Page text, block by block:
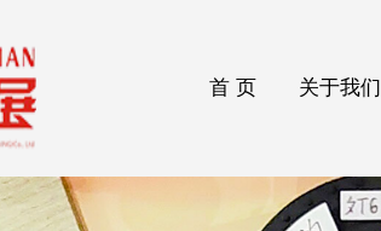
首 页 关于我们